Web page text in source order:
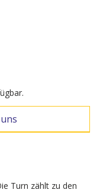
Turn zählt zu den